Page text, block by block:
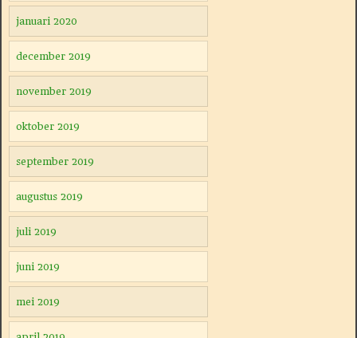
januari 2020
december 2019
november 2019
oktober 2019
september 2019
augustus 2019
juli 2019
juni 2019
mei 2019